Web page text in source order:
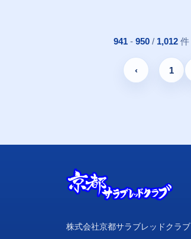
941 - 950 / 1,012 件
‹ 1
株式会社京都サラブレッドクラブ